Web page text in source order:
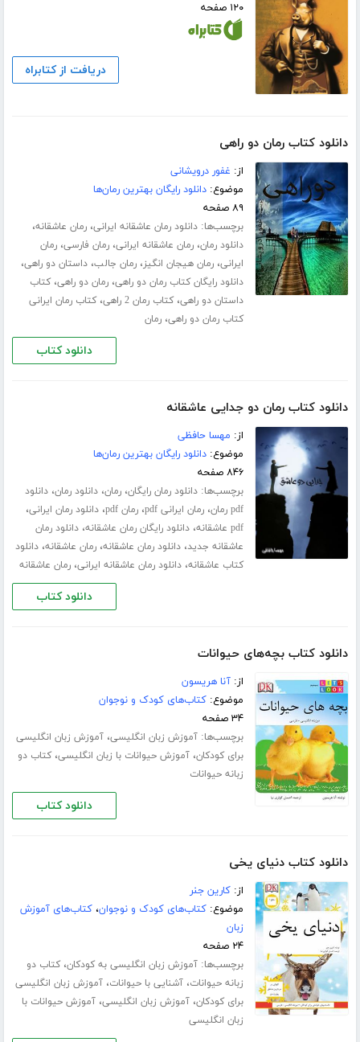
۱۲۰ صفحه
دریافت از کتابراه
دانلود کتاب رمان دو راهی
از: غفور درویشانی
موضوع:دانلود رایگان بهترین رمان‌ها
۸۹ صفحه
برچسب‌ها:دانلود رمان عاشقانه ایرانی،رمان عاشقانه،
دانلود رمان،رمان عاشقانه ایرانی،رمان فارسی،رمان
ایرانی،رمان هیجان انگیز،رمان جالب،داستان دو راهی،
دانلود رایگان کتاب رمان دو راهی،رمان دو راهی،کتاب
داستان دو راهی،کتاب رمان 2 راهی ،کتاب رمان ایرانی
کتاب رمان دو راهی،رمان
دانلود کتاب
دانلود کتاب رمان دو جدایی عاشقانه
از: مهسا حافظی
موضوع:دانلود رایگان بهترین رمان‌ها
۸۴۶ صفحه
برچسب‌ها:دانلود رمان رایگان،رمان،دانلود رمان،دانلود
pdf رمان
،رمان ایرانی pdf ،رمان pdf ،دانلود رمان ایرانی،
pdf عاشقانه ،دانلود رایگان رمان عاشقانه،دانلود رمان
عاشقانه جدید،دانلود رمان عاشقانه،رمان عاشقانه،دانلود
کتاب عاشقانه،دانلود رمان عاشقانه ایرانی،رمان عاشقانه
دانلود کتاب
دانلود کتاب بچه‌های حیوانات
از:آنا هریسون
موضوع:کتاب‌های کودک و نوجوان
۳۴ صفحه
برچسب‌ها:آموزش زبان انگلیسی،آموزش زبان انگلیسی
برای کودکان،آموزش حیوانات با زبان انگلیسی،کتاب دو
زبانه حیوانات
دانلود کتاب
دانلود کتاب دنیای یخی
از:کارین جنر
موضوع:کتاب‌های کودک و نوجوان،کتاب‌های آموزش
زبان
۲۴ صفحه
برچسب‌ها:آموزش زبان انگلیسی به کودکان،کتاب دو
زبانه حیوانات،آشنایی با حیوانات،آموزش زبان انگلیسی
برای کودکان،آموزش زبان انگلیسی،آموزش حیوانات با
زبان انگلیسی